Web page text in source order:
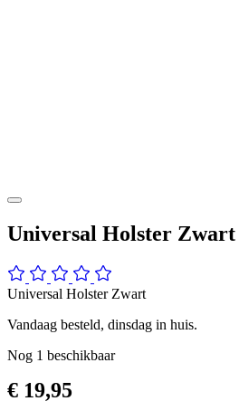
Universal Holster Zwart
Universal Holster Zwart
Vandaag besteld, dinsdag in huis.
Nog 1 beschikbaar
€ 19,95